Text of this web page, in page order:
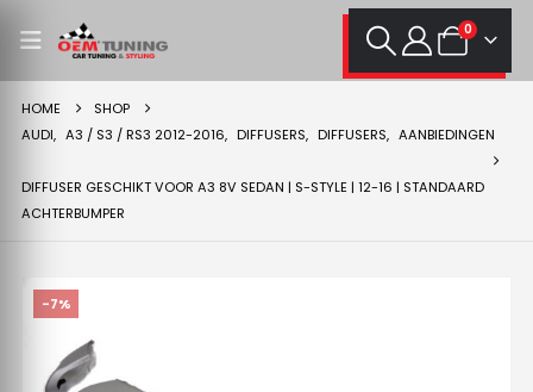
0
HOME
SHOP
AUDI, A3 / S3 / RS3 2012-2016, DIFFUSERS, DIFFUSERS, AANBIEDINGEN
DIFFUSER GESCHIKT VOOR A3 8V SEDAN | S-STYLE | 12-16 | STANDAARD
ACHTERBUMPER
-7%